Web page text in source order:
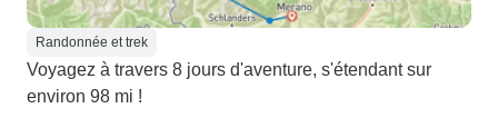
Randonnée et trek
Voyagez à travers 8 jours d'aventure, s'étendant sur
environ 98 mi !